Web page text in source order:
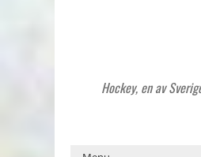
Hockey, en av